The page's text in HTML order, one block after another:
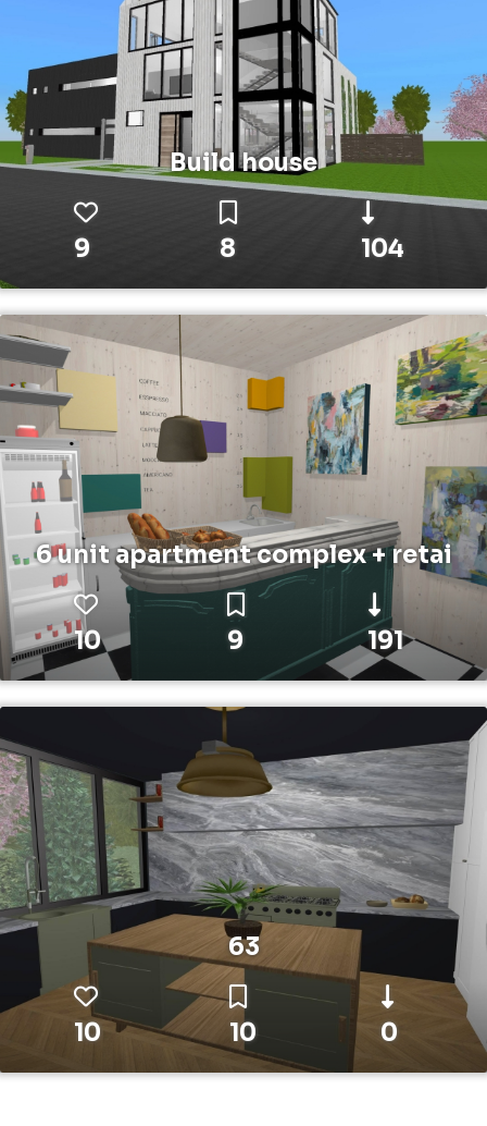
Build house
9 8 104
6 unit apartment complex + retai
10 9 191
63
10 10 0